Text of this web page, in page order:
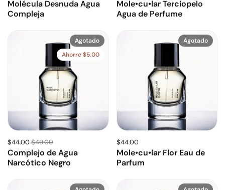
Molécula Desnuda Agua
Compleja
Mole•cu•lar Terciopelo
Agua de Perfume
$44.00$49.00
Complejo de Agua
Narcótico Negro
Agotado
Ahorre $5.00
$44.00
Mole•cu•lar Flor Eau de
Parfum
Agotado